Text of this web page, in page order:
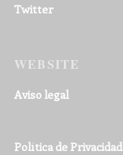
Twitter
WEBSITE
Aviso legal
Política de Privacidad